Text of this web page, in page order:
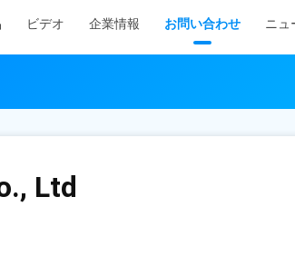
ビデオ 企業情報 お問い合わせ ニュ
Ltd